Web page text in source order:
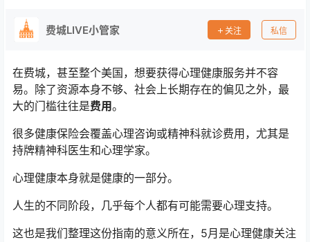
费城LIVE小管家 关注 私信
在费城，甚至整个美国，想要获得心理健康服务并不容
易。除了资源本身不够、社会上长期存在的偏见之外，最
大的门槛往往是费用。
很多健康保险会覆盖心理咨询或精神科就诊费用，尤其是
持牌精神科医生和心理学家。
心理健康本身就是健康的一部分。
人生的不同阶段，几乎每个人都有可能需要心理支持。
这也是我们整理这份指南的意义所在，5月是心理健康关注